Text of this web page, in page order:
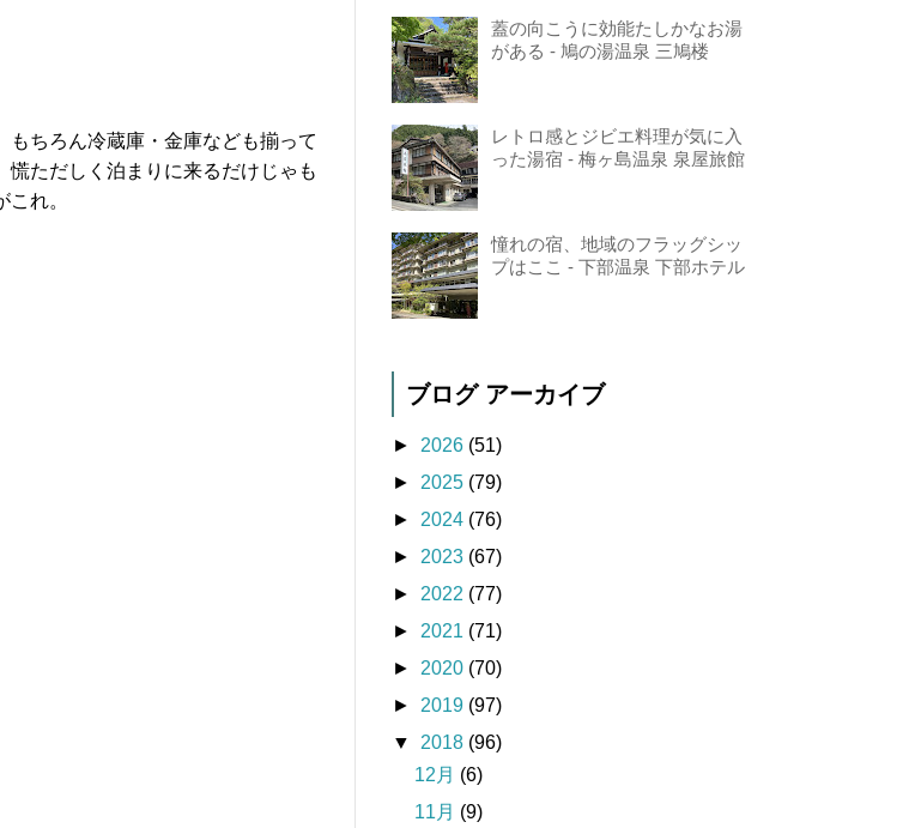
ちろん冷蔵庫・金庫なども揃って
ただしく泊まりに来るだけじゃも
れ。
蓋の向こうに効能たしかなお湯
がある - 鳩の湯温泉 三鳩楼
レトロ感とジビエ料理が気に入
った湯宿 - 梅ヶ島温泉 泉屋旅館
憧れの宿、地域のフラッグシッ
プはここ - 下部温泉 下部ホテル
ブログ アーカイブ
► 2026 (51)
► 2025 (79)
► 2024 (76)
► 2023 (67)
► 2022 (77)
► 2021 (71)
► 2020 (70)
► 2019 (97)
▼ 2018 (96)
12月 (6)
11月 (9)